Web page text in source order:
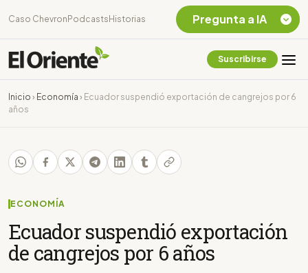
Caso Chevron Podcasts Historias
Suscribirse
Inicio › Economía › Ecuador suspendió exportación de cangrejos por 6
años
ECONOMÍA
Ecuador suspendió exportación
de cangrejos por 6 años
Pregunta a IA
Chevron Ecuador